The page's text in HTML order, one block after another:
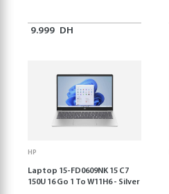
9.999 DH
HP
Laptop 15-FD0609NK 15 C7
150U 16 Go 1 To W11H6 - Silver